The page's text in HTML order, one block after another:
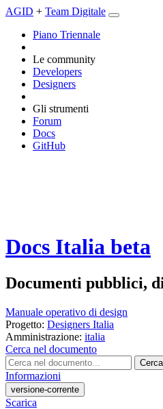
AGID + Team Digitale
Piano Triennale
Le community
Developers
Designers
Gli strumenti
Forum
Docs
GitHub
Docs Italia beta
Documenti pubblici,
Manuale operativo di design
Progetto: Designers Italia
Amministrazione: italia
Cerca nel documento
Informazioni
versione-corrente
Scarica